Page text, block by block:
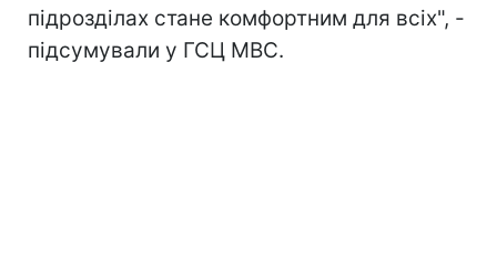
підрозділах стане комфортним для всіх", -
підсумували у ГСЦ МВС.